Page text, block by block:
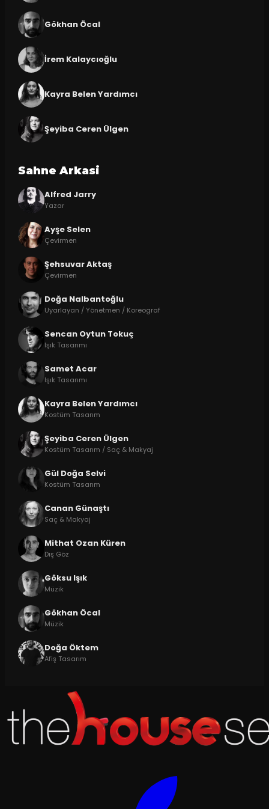
Gökhan Öcal
İrem Kalaycıoğlu
Kayra Belen Yardımcı
Şeyiba Ceren Ülgen
Sahne Arkasi
Alfred Jarry
Yazar
Ayşe Selen
Çevirmen
Şehsuvar Aktaş
Çevirmen
Doğa Nalbantoğlu
Uyarlayan / Yönetmen / Koreograf
Sencan Oytun Tokuç
Işık Tasarımı
Samet Acar
Işık Tasarımı
Kayra Belen Yardımcı
Kostüm Tasarım
Şeyiba Ceren Ülgen
Kostüm Tasarım / Saç & Makyaj
Gül Doğa Selvi
Kostüm Tasarım
Canan Günaştı
Saç & Makyaj
Mithat Ozan Küren
Dış Göz
Göksu Işık
Müzik
Gökhan Öcal
Müzik
Doğa Öktem
Afiş Tasarım